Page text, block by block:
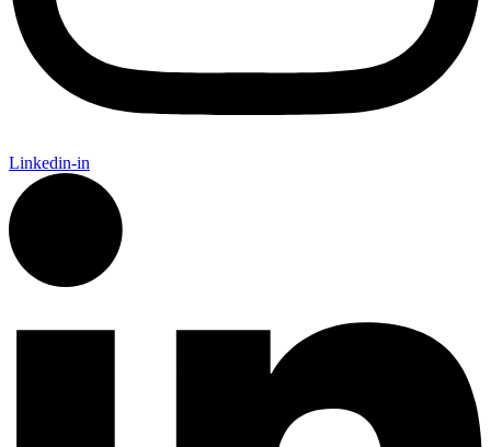
Linkedin-in